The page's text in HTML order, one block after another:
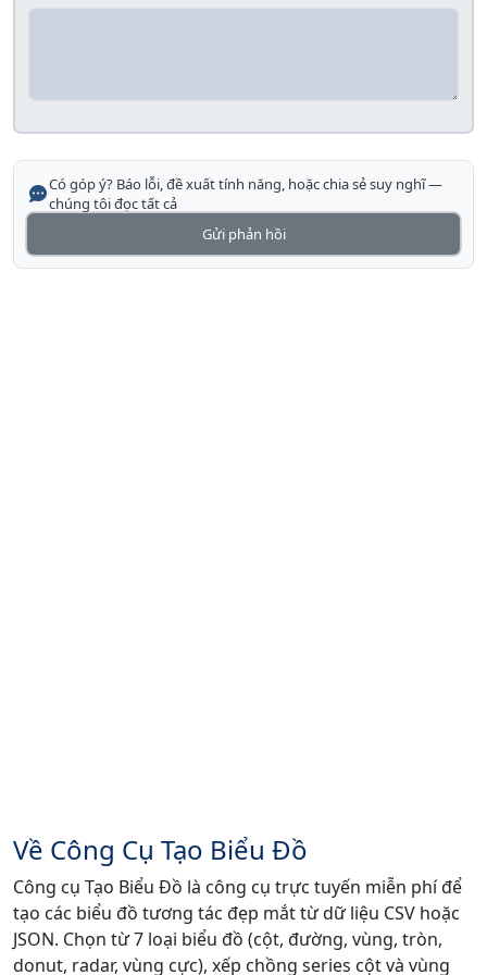
Có góp ý? Báo lỗi, đề xuất tính năng, hoặc chia sẻ suy nghĩ —
chúng tôi đọc tất cả
Gửi phản hồi
Về Công Cụ Tạo Biểu Đồ
Công cụ Tạo Biểu Đồ là công cụ trực tuyến miễn phí để
tạo các biểu đồ tương tác đẹp mắt từ dữ liệu CSV hoặc
JSON. Chọn từ 7 loại biểu đồ (cột, đường, vùng, tròn,
donut, radar, vùng cực), xếp chồng series cột và vùng